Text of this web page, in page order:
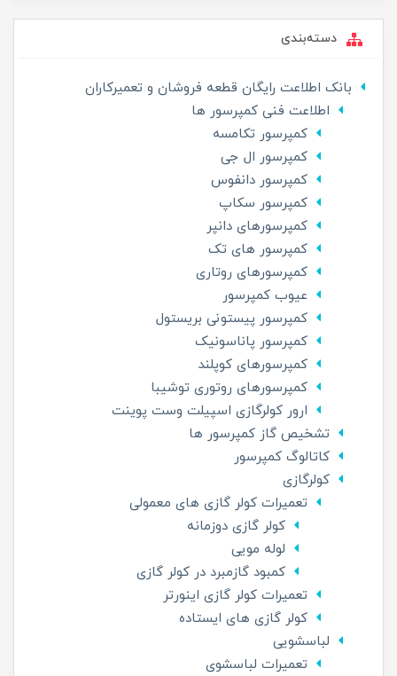
دسته‌بندی
بانک اطلاعت رایگان قطعه فروشان و تعمیرکاران
اطلاعت فنی کمپرسور ها
کمپرسور تکامسه
کمپرسور ال جی
کمپرسور دانفوس
کمپرسور سکاپ
کمپرسورهای دانپر
کمپرسور های تک
کمپرسورهای روتاری
عیوب کمپرسور
کمپرسور پیستونی بریستول
کمپرسور پاناسونیک
کمپرسورهای کوپلند
کمپرسورهای روتوری توشیبا
ارور کولرگازی اسپیلت وست پوینت
تشخیص گاز کمپرسور ها
کاتالوگ کمپرسور
کولرگازی
تعمیرات کولر گازی های معمولی
کولر گازی دوزمانه
لوله مویی
کمبود گازمبرد در کولر گازی
تعمیرات کولر گازی اینورتر
کولر گازی های ایستاده
لباسشویی
تعمیرات لباسشوی